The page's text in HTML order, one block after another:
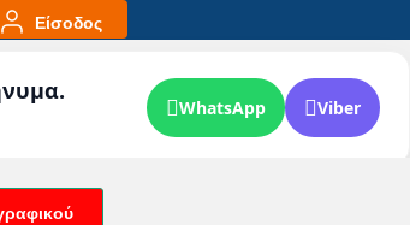
Είσοδος
WhatsApp Viber